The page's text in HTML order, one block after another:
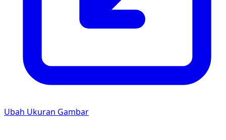
Ubah Ukuran Gambar